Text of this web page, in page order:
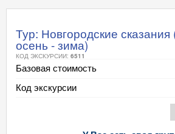
Тур: Новгородские
осень - зима)
КОД ЭКСКУРСИИ: 6511
Базовая стоимость
Код экскурсии